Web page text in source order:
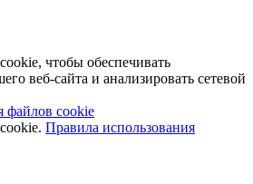
чтобы обеспечивать
веб-сайта и анализировать сетевой
файлов cookie
Правила использования